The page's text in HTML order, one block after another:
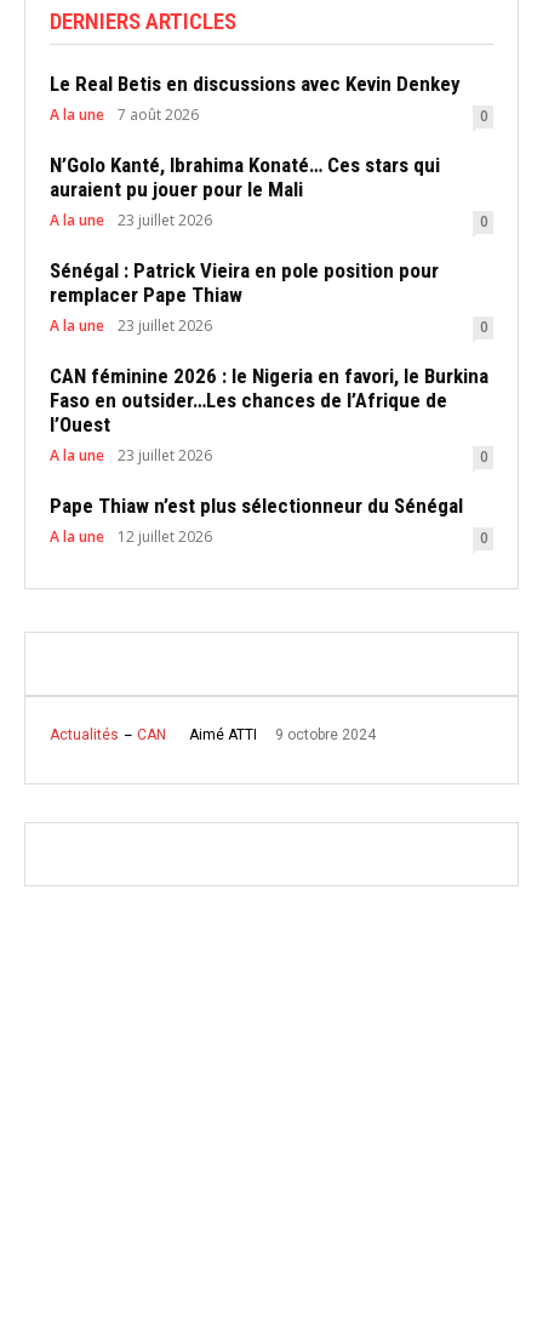
DERNIERS ARTICLES
Le Real Betis en discussions avec Kevin Denkey
A la une 7 août 2026 0
N’Golo Kanté, Ibrahima Konaté… Ces stars qui
auraient pu jouer pour le Mali
A la une 23 juillet 2026 0
Sénégal : Patrick Vieira en pole position pour
remplacer Pape Thiaw
A la une 23 juillet 2026 0
CAN féminine 2026 : le Nigeria en favori, le Burkina
Faso en outsider…Les chances de l’Afrique de
l’Ouest
A la une 23 juillet 2026 0
Pape Thiaw n’est plus sélectionneur du Sénégal
A la une 12 juillet 2026 0
Actualités CAN Aimé ATTI 9 octobre 2024